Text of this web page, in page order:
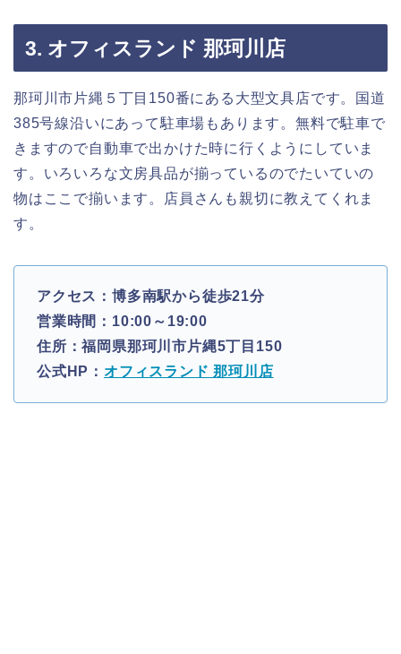
3. オフィスランド 那珂川店
那珂川市片縄５丁目150番にある大型文具店です。国道
385号線沿いにあって駐車場もあります。無料で駐車で
きますので自動車で出かけた時に行くようにしていま
す。いろいろな文房具品が揃っているのでたいていの
物はここで揃います。店員さんも親切に教えてくれま
す。
アクセス：博多南駅から徒歩21分
営業時間：10:00～19:00
住所：福岡県那珂川市片縄5丁目150
公式HP： オフィスランド 那珂川店